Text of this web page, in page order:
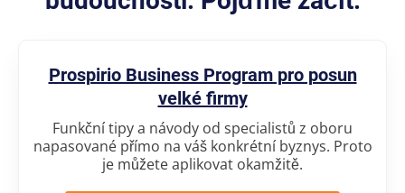
Prospirio Business Program pro posun
velké firmy
Funkční tipy a návody od specialistů z oboru
napasované přímo na váš konkrétní byznys. Proto
je můžete aplikovat okamžitě.